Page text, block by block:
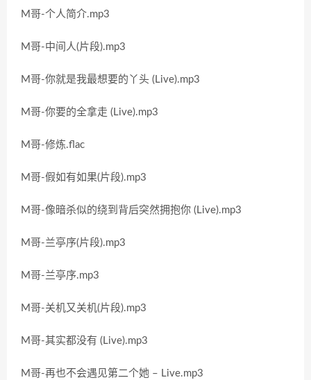
M哥-个人简介.mp3
M哥-中间人(片段).mp3
M哥-你就是我最想要的丫头 (Live).mp3
M哥-你要的全拿走 (Live).mp3
M哥-修炼.flac
M哥-假如有如果(片段).mp3
M哥-像暗杀似的绕到背后突然拥抱你 (Live).mp3
M哥-兰亭序(片段).mp3
M哥-兰亭序.mp3
M哥-关机又关机(片段).mp3
M哥-其实都没有 (Live).mp3
M哥-再也不会遇见第二个她 – Live.mp3